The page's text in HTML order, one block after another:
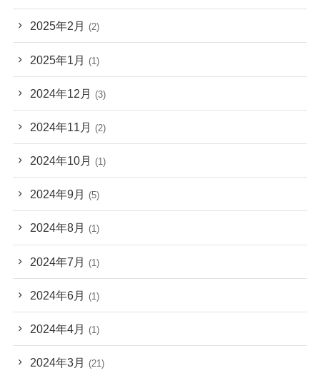
2025年2月 (2)
2025年1月 (1)
2024年12月 (3)
2024年11月 (2)
2024年10月 (1)
2024年9月 (5)
2024年8月 (1)
2024年7月 (1)
2024年6月 (1)
2024年4月 (1)
2024年3月 (21)